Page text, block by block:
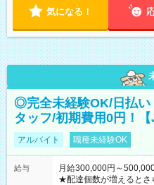
気になる！
◎完全未経験OK/日払い
タッフ/初期費用0円！【
アルバイト 職種未経験OK
給与
月給300,000円～
★配達個数が増えるとさ